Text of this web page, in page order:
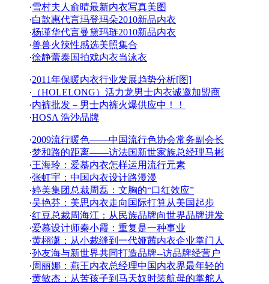
·雪村夫人俞晴最新内衣写真美图
·白歆惠代言玛登玛朵2010新品内衣
·杨谨华代言曼黛玛琏2010新品内衣
·兽兽火辣性感选美照集合
·徐静蕾泰国拍戏内衣当泳衣
·2011年保暖内衣行业发展趋势分析[图]
· （HOLELONG）活力龙男士内衣诚邀加盟商
·内裤批发－男士内裤火爆供应中！！
·HOSA 浩沙品牌
·2009流行暖色——中国流行色协会常务副会长
·梦和路的距离——访法国新世家族总经理马彬
·王海玲：爱慕内衣怎样运用流行元素
·张虹宇：中国内衣设计路漫漫
·婷美集团总裁周磊：文胸的“口红效应”
·吴艳芬：美思内衣走向国际打算从美国起步
·红豆总裁周海江：从民族品牌向世界品牌进发
·爱慕设计师秦小霞：重复是一种事业
·黄栩潇：从小裁缝到一代娅茜内衣企业掌门人
·孙友海与新世界共同打造品牌--访品牌经营户
·周丽娜：燕王内衣总经理中国内衣界最年轻的
·黄敏杰：从苦孩子到马天奴时装航母的掌舵人